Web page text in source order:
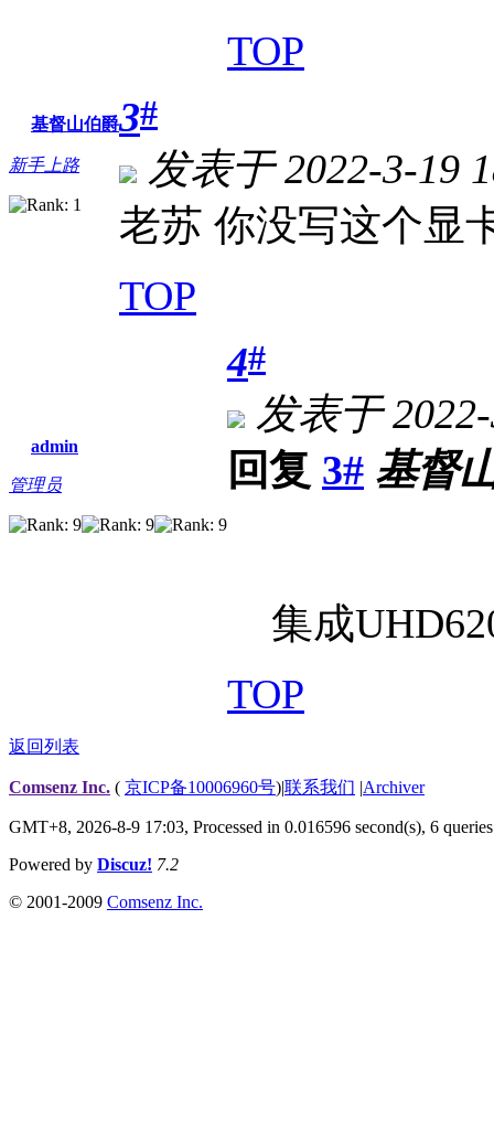
TOP
基督山伯爵
新手上路
3#
发表于 2022-3-19
老苏 你没写这个显
TOP
admin
管理员
4#
发表于
回复 3# 基督
集成
TOP
返回列表
Comsenz Inc. ( 京ICP备10006960号)|联系我们 |Archiver
GMT+8, 2026-8-9 17:03, Processed in 0.016596 second(s), 6 queries
Powered by Discuz! 7.2
© 2001-2009 Comsenz Inc.